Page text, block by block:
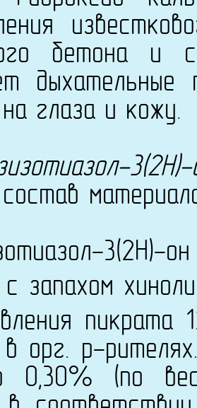
бетона и
глаза и кожу.
3(2H)-
с запахом
пикрата
орг. р-
0,30% (по